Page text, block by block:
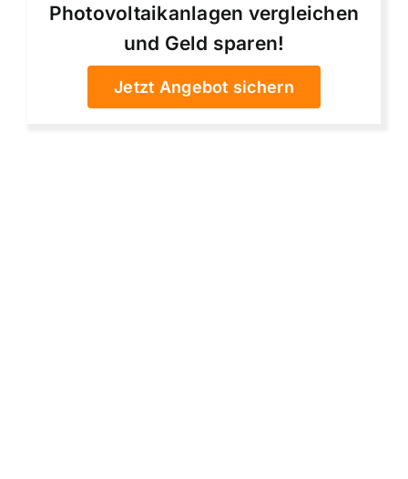
Photovoltaikanlagen vergleichen
und Geld sparen!
Jetzt Angebot sichern